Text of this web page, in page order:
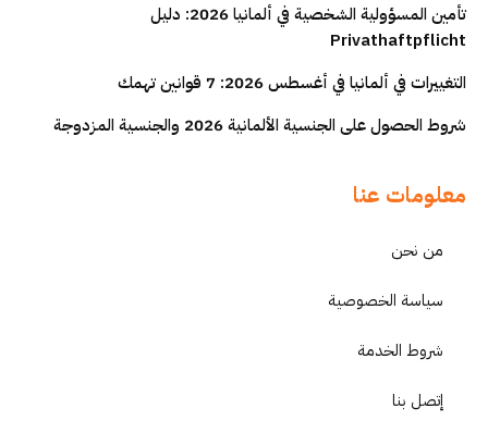
تأمين المسؤولية الشخصية في ألمانيا 2026: دليل
Privathaftpflicht
التغييرات في ألمانيا في أغسطس 2026: 7 قوانين تهمك
شروط الحصول على الجنسية الألمانية 2026 والجنسية المزدوجة
معلومات عنا
من نحن
سياسة الخصوصية
شروط الخدمة
إتصل بنا